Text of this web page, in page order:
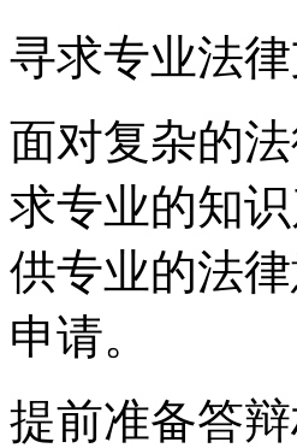
寻求专业法律
面对复杂的
求专业的知
供专业的法
申请。
提前准备答辩